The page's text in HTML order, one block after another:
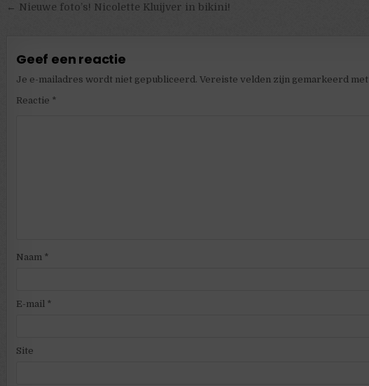
← Nieuwe foto’s! Nicolette Kluijver in bikini!
Geef een reactie
Je e-mailadres wordt niet gepubliceerd. Vereiste velden zijn gemarkeerd met
Reactie *
Naam *
E-mail *
Site